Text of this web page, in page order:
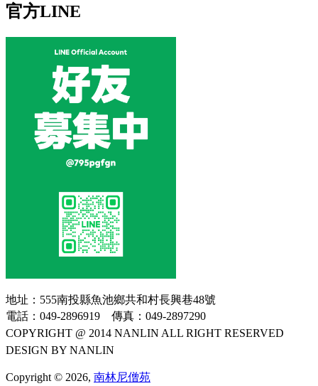
官方LINE
地址：555南投縣魚池鄉共和村長興巷48號
電話：049-2896919 傳真：049-2897290
COPYRIGHT @ 2014 NANLIN ALL RIGHT RESERVED
DESIGN BY NANLIN
Copyright © 2026, 南林尼僧苑